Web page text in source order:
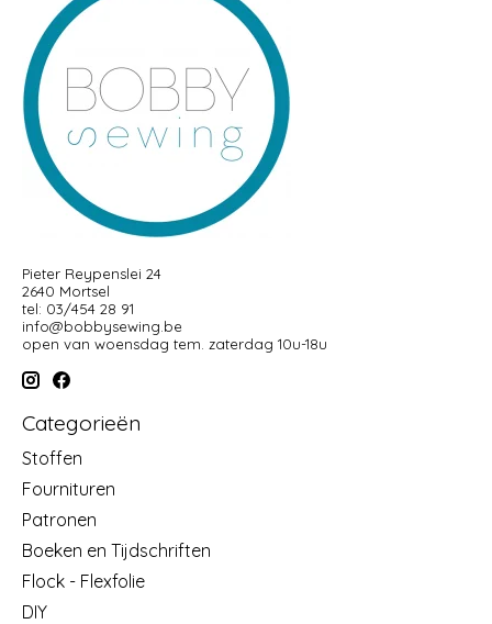
Pieter Reypenslei 24
2640 Mortsel
tel: 03/454 28 91
info@bobbysewing.be
open van woensdag tem. zaterdag 10u-18u
Categorieën
Stoffen
Fournituren
Patronen
Boeken en Tijdschriften
Flock - Flexfolie
DIY